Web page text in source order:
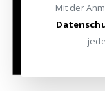
Mit der